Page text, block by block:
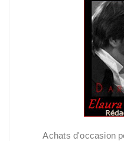
Achats d'occasion